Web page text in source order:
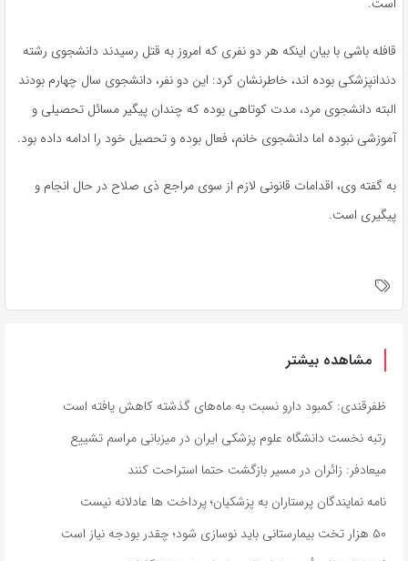
قافله باشی با بیان اینکه هر دو نفری که امروز به قتل رسیدند دانشجوی رشته
دندانپزشکی بوده اند، خاطرنشان کرد: این دو نفر، دانشجوی سال چهارم بودند
البته دانشجوی مرد، مدت کوتاهی بوده که چندان پیگیر مسائل تحصیلی و
آموزشی نبوده اما دانشجوی خانم، فعال بوده و تحصیل خود را ادامه داده بود.
به گفته وی، اقدامات قانونی لازم از سوی مراجع ذی صلاح در حال انجام و
پیگیری است.
مشاهده بیشتر
ظفرقندی: کمبود دارو نسبت به ماه‌های گذشته کاهش یافته است
رتبه نخست دانشگاه علوم پزشکی ایران در میزبانی مراسم تشییع
میعادفر: زائران در مسیر بازگشت حتما استراحت کنند
نامه نمایندگان پرستاران به پزشکیان؛ پرداخت ها عادلانه نیست
۵۰ هزار تخت بیمارستانی باید نوسازی شود؛ چقدر بودجه نیاز است